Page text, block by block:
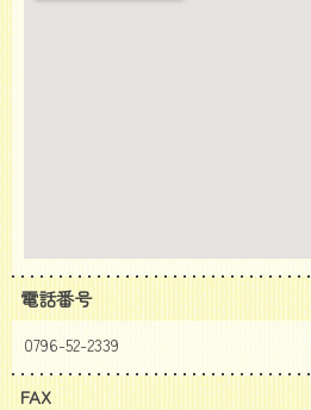
電話番号
0796-52-2339
FAX